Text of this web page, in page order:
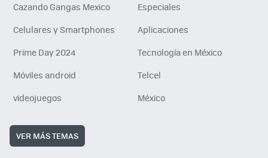
Cazando Gangas Mexico
Especiales
Celulares y Smartphones
Aplicaciones
Prime Day 2024
Tecnología en México
Móviles android
Telcel
videojuegos
México
VER MÁS TEMAS